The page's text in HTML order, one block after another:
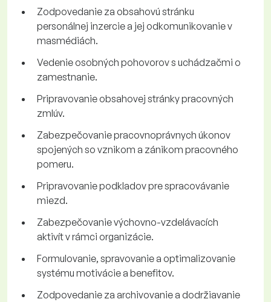
Zodpovedanie za obsahovú stránku
personálnej inzercie a jej odkomunikovanie v
masmédiách.
Vedenie osobných pohovorov s uchádzačmi o
zamestnanie.
Pripravovanie obsahovej stránky pracovných
zmlúv.
Zabezpečovanie pracovnoprávnych úkonov
spojených so vznikom a zánikom pracovného
pomeru.
Pripravovanie podkladov pre spracovávanie
miezd.
Zabezpečovanie výchovno-vzdelávacích
aktivít v rámci organizácie.
Formulovanie, spravovanie a optimalizovanie
systému motivácie a benefitov.
Zodpovedanie za archivovanie a dodržiavanie